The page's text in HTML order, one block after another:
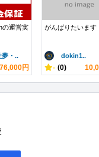
の運営実
夢・..
円
がんばりたいます
dokin1..
- (0)